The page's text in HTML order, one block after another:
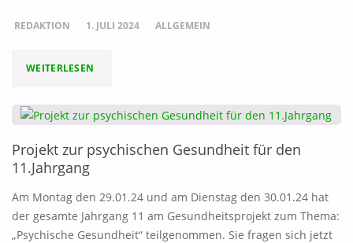
REDAKTION 1. JULI 2024 ALLGEMEIN
WEITERLESEN
IM
SLZ
DER
Projekt zur psychischen Gesundheit für den
11.Jahrgang
Am Montag den 29.01.24 und am Dienstag den 30.01.24 hat
der gesamte Jahrgang 11 am Gesundheitsprojekt zum Thema:
„Psychische Gesundheit“ teilgenommen. Sie fragen sich jetzt